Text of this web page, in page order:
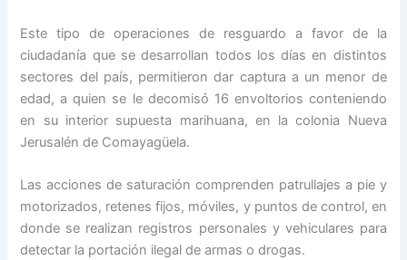
Este tipo de operaciones de resguardo a favor de la
ciudadanía que se desarrollan todos los días en distintos
sectores del país, permitieron dar captura a un menor de
edad, a quien se le decomisó 16 envoltorios conteniendo
en su interior supuesta marihuana, en la colonia Nueva
Jerusalén de Comayagüela.
Las acciones de saturación comprenden patrullajes a pie y
motorizados, retenes fijos, móviles, y puntos de control, en
donde se realizan registros personales y vehiculares para
detectar la portación ilegal de armas o drogas.